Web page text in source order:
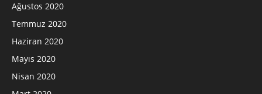
Ağustos 2020
Temmuz 2020
Haziran 2020
Mayıs 2020
Nisan 2020